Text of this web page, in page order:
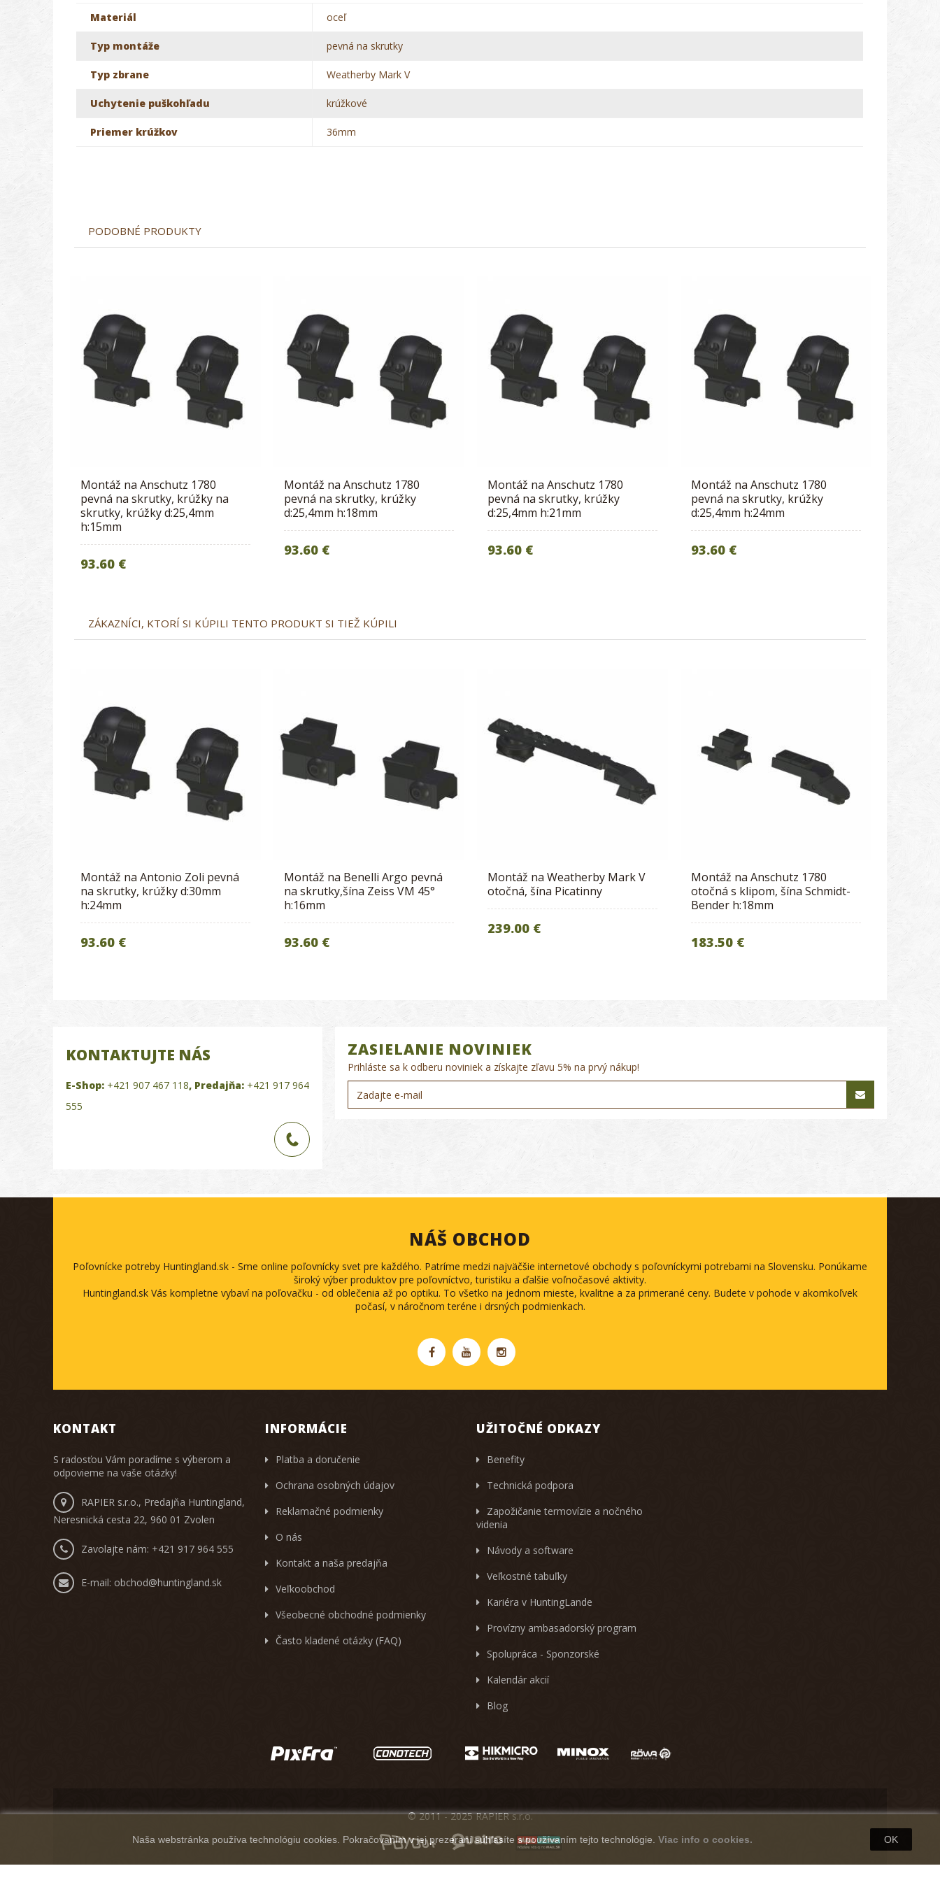
Materiál oceľ
Typ montáže pevná na skrutky
Typ zbrane Weatherby Mark V
Uchytenie puškohľadu krúžkové
Priemer krúžkov 36mm
PODOBNÉ PRODUKTY
Montáž na Anschutz 1780
pevná na skrutky, krúžky na
skrutky, krúžky d:25,4mm
h:15mm
93.60 €
Montáž na Anschutz 1780
pevná na skrutky, krúžky
d:25,4mm h:18mm
93.60 €
Montáž na Anschutz 1780
pevná na skrutky, krúžky
d:25,4mm h:21mm
93.60 €
Montáž na Anschutz 1780
pevná na skrutky, krúžky
d:25,4mm h:24mm
93.60 €
ZÁKAZNÍCI, KTORÍ SI KÚPILI TENTO PRODUKT SI TIEŽ KÚPILI
Montáž na Antonio Zoli pevná
na skrutky, krúžky d:30mm
h:24mm
93.60 €
Montáž na Benelli Argo pevná
na skrutky,šína Zeiss VM 45°
h:16mm
93.60 €
Montáž na Weatherby Mark V
otočná, šína Picatinny
239.00 €
Montáž na Anschutz 1780
otočná s klipom, šína Schmidt-
Bender h:18mm
183.50 €
KONTAKTUJTE NÁS
E-Shop: +421 907 467 118, Predajňa: +421 917 964
555
ZASIELANIE NOVINIEK
Prihláste sa k odberu noviniek a získajte zľavu 5% na prvý nákup!
NÁŠ OBCHOD
Poľovnícke potreby Huntingland.sk - Sme online poľovnícky svet pre každého. Patríme medzi najväčšie internetové obchody s poľovníckymi potrebami na Slovensku. Ponúkame
široký výber produktov pre poľovníctvo, turistiku a ďalšie voľnočasové aktivity.
Huntingland.sk Vás kompletne vybaví na poľovačku - od oblečenia až po optiku. To všetko na jednom mieste, kvalitne a za primerané ceny. Budete v pohode v akomkoľvek
počasí, v náročnom teréne i drsných podmienkach.
KONTAKT
S radosťou Vám poradíme s výberom a
odpovieme na vaše otázky!
RAPIER s.r.o., Predajňa Huntingland,
Neresnická cesta 22, 960 01 Zvolen
Zavolajte nám: +421 917 964 555
E-mail: obchod@huntingland.sk
INFORMÁCIE
Platba a doručenie
Ochrana osobných údajov
Reklamačné podmienky
O nás
Kontakt a naša predajňa
Veľkoobchod
Všeobecné obchodné podmienky
Často kladené otázky (FAQ)
UŽITOČNÉ ODKAZY
Benefity
Technická podpora
Zapožičanie termovízie a nočného
videnia
Návody a software
Veľkostné tabuľky
Kariéra v HuntingLande
Provízny ambasadorský program
Spolupráca - Sponzorské
Kalendár akcií
Blog
Naša webstránka používa technológiu cookies. Pokračovaním v jej prezeraní súhlasíte s používaním tejto technológie. Viac info o cookies. OK
© 2011 - 2025 RAPIER s.r.o.